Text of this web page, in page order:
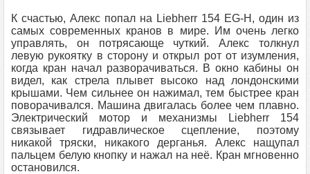
К счастью, Алекс попал на Liebherr 154 EG-H, один из
самых современных кранов в мире. Им очень легко
управлять, он потрясающе чуткий. Алекс толкнул
левую рукоятку в сторону и открыл рот от изумления,
когда кран начал разворачиваться. В окно кабины он
видел, как стрела плывет высоко над лондонскими
крышами. Чем сильнее он нажимал, тем быстрее кран
поворачивался. Машина двигалась более чем плавно.
Электрический мотор и механизмы Liebherr 154
связывает гидравлическое сцепление, поэтому
никакой тряски, никакого дерганья. Алекс нащупал
пальцем белую кнопку и нажал на неё. Кран мгновенно
остановился.